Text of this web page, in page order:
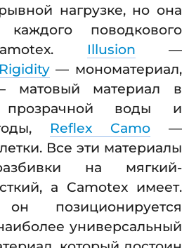
нагрузке, но она
поводкового
Illusion —
Rigidity— мономатериал,
материал в
воды и
Reflex Camo —
Все эти материалы
на мягкий-
а Camotex имеет.
позиционируется
универсальный